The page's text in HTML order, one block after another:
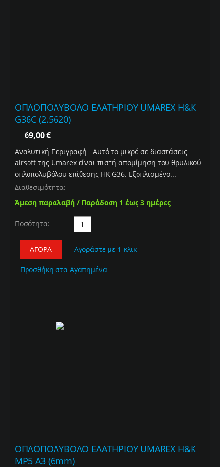
ΟΠΛΟΠΟΛΥΒΟΛΟ ΕΛΑΤΗΡΙΟΥ UMAREX H&K
G36C (2.5620)
69,00€
Αναλυτική Περιγραφή Αυτό το μικρό σε διαστάσεις
airsoft της Umarex είναι πιστή απομίμηση του θρυλικού
οπλοπολυβόλου επίθεσης HK G36. Εξοπλισμένο...
Διαθεσιμότητα:
Άμεση παραλαβή / Παράδοση 1 έως 3 ημέρες
Ποσότητα:
ΑΓΟΡΆ Αγοράστε με 1-κλικ
Προσθήκη στα Αγαπημένα
ΟΠΛΟΠΟΛΥΒΟΛΟ ΕΛΑΤΗΡΙΟΥ UMAREX H&K
MP5 A3 (6mm)